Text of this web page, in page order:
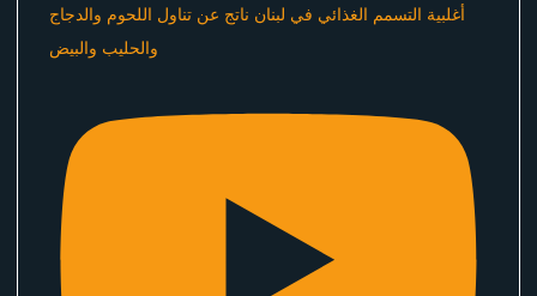
أغلبية التسمم الغذائي في لبنان ناتج عن تناول اللحوم والدجاج
والحليب والبيض